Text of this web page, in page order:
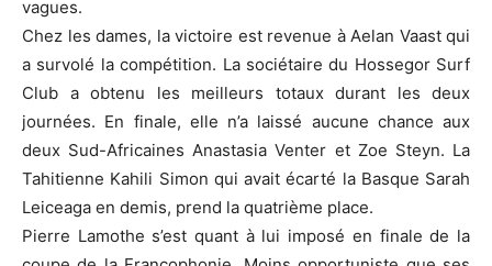
vagues.
Chez les dames, la victoire est revenue à Aelan Vaast qui
a survolé la compétition. La sociétaire du Hossegor Surf
Club a obtenu les meilleurs totaux durant les deux
journées. En finale, elle n’a laissé aucune chance aux
deux Sud-Africaines Anastasia Venter et Zoe Steyn. La
Tahitienne Kahili Simon qui avait écarté la Basque Sarah
Leiceaga en demis, prend la quatrième place.
Pierre Lamothe s’est quant à lui imposé en finale de la